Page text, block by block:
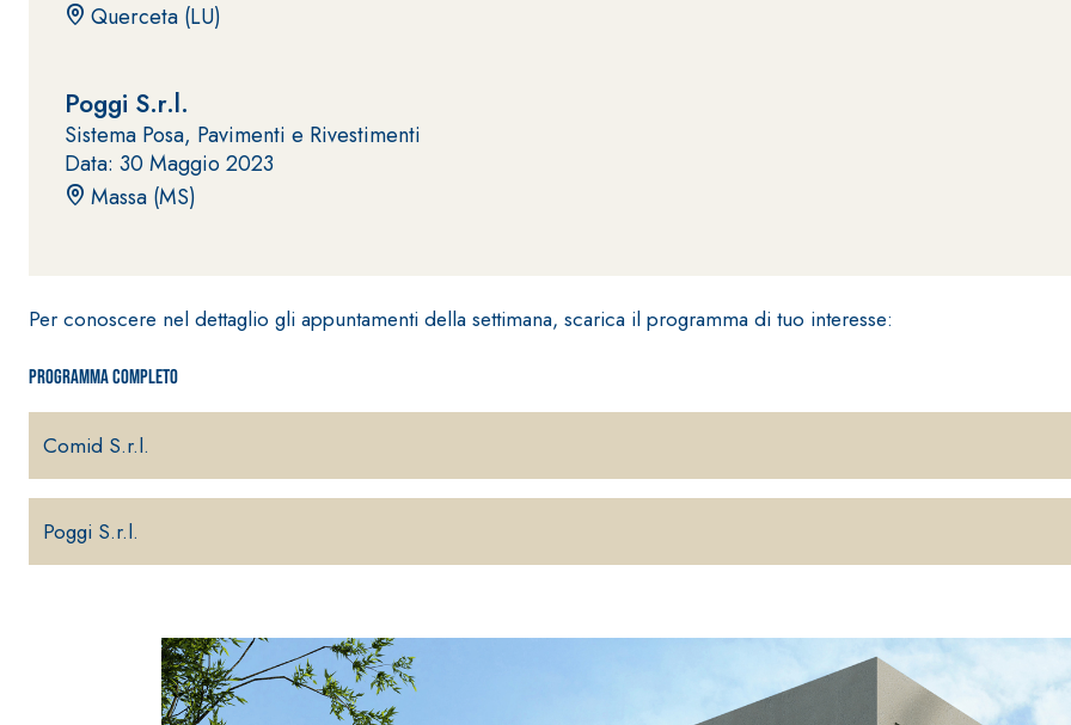
Querceta (LU)
Poggi S.r.l.
Sistema Posa, Pavimenti e Rivestimenti
Data: 30 Maggio 2023
Massa (MS)
Per conoscere nel dettaglio gli appuntamenti della settimana, scarica il programma di tuo interesse:
Programma completo
Comid S.r.l.
Poggi S.r.l.
AQUAZIP ONE PRO
Guaina impermeabilizzante elastica monocomponente polimero
cementizia